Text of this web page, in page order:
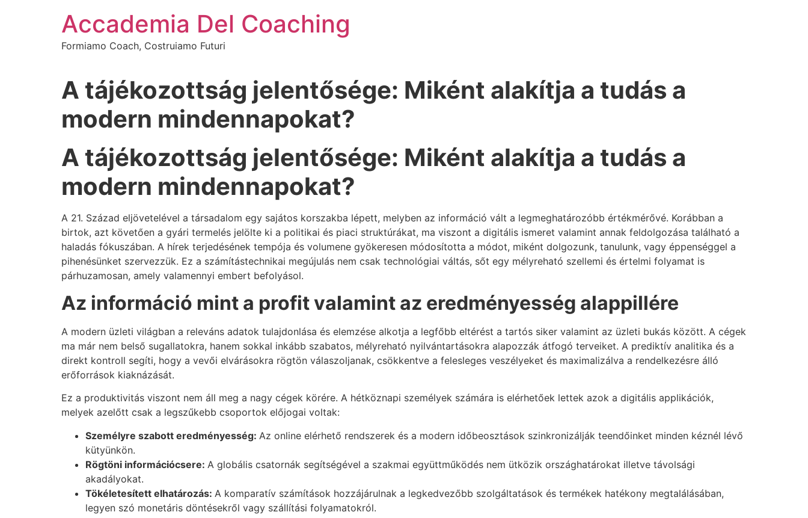
Accademia Del Coaching
Formiamo Coach, Costruiamo Futuri
A tájékozottság jelentősége: Miként alakítja a tudás a
modern mindennapokat?
A tájékozottság jelentősége: Miként alakítja a tudás a
modern mindennapokat?
A 21. Század eljövetelével a társadalom egy sajátos korszakba lépett, melyben az információ vált a legmeghatározóbb értékmérővé. Korábban a
birtok, azt követően a gyári termelés jelölte ki a politikai és piaci struktúrákat, ma viszont a digitális ismeret valamint annak feldolgozása található a
haladás fókuszában. A hírek terjedésének tempója és volumene gyökeresen módosította a módot, miként dolgozunk, tanulunk, vagy éppenséggel a
pihenésünket szervezzük. Ez a számítástechnikai megújulás nem csak technológiai váltás, sőt egy mélyreható szellemi és értelmi folyamat is
párhuzamosan, amely valamennyi embert befolyásol.
Az információ mint a profit valamint az eredményesség alappillére
A modern üzleti világban a releváns adatok tulajdonlása és elemzése alkotja a legfőbb eltérést a tartós siker valamint az üzleti bukás között. A cégek
ma már nem belső sugallatokra, hanem sokkal inkább szabatos, mélyreható nyilvántartásokra alapozzák átfogó terveiket. A prediktív analitika és a
direkt kontroll segíti, hogy a vevői elvárásokra rögtön válaszoljanak, csökkentve a felesleges veszélyeket és maximalizálva a rendelkezésre álló
erőforrások kiaknázását.
Ez a produktivitás viszont nem áll meg a nagy cégek körére. A hétköznapi személyek számára is elérhetőek lettek azok a digitális applikációk,
melyek azelőtt csak a legszűkebb csoportok előjogai voltak:
Személyre szabott eredményesség: Az online elérhető rendszerek és a modern időbeosztások szinkronizálják teendőinket minden kéznél lévő
kütyünkön.
Rögtöni információcsere: A globális csatornák segítségével a szakmai együttműködés nem ütközik országhatárokat illetve távolsági
akadályokat.
Tökéletesített elhatározás: A komparatív számítások hozzájárulnak a legkedvezőbb szolgáltatások és termékek hatékony megtalálásában,
legyen szó monetáris döntésekről vagy szállítási folyamatokról.